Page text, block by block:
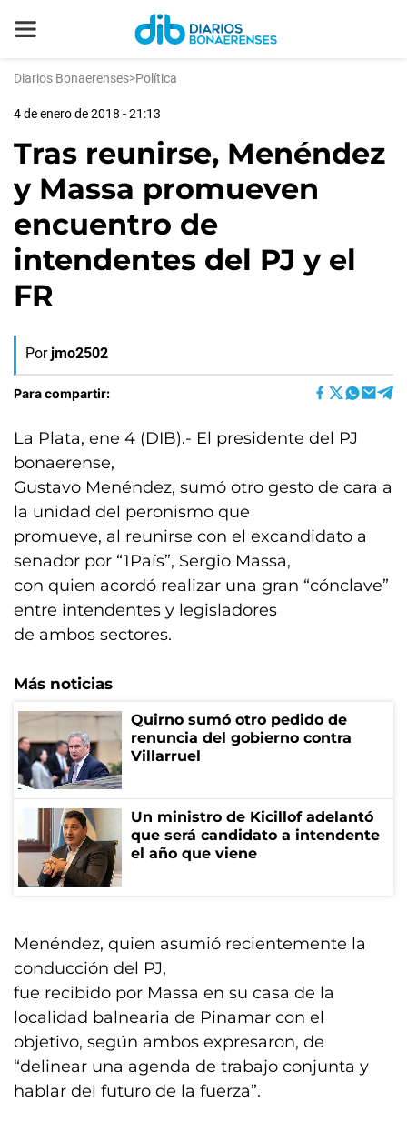
Diarios Bonaerenses>Política
4 de enero de 2018 - 21:13
Tras reunirse, Menéndez
y Massa promueven
encuentro de
intendentes del PJ y el
FR
Por jmo2502
Para compartir:
La Plata, ene 4 (DIB).- El presidente del PJ
bonaerense,
Gustavo Menéndez, sumó otro gesto de cara a
la unidad del peronismo que
promueve, al reunirse con el excandidato a
senador por “1País”, Sergio Massa,
con quien acordó realizar una gran “cónclave”
entre intendentes y legisladores
de ambos sectores.
Más noticias
Quirno sumó otro pedido de
renuncia del gobierno contra
Villarruel
Un ministro de Kicillof adelantó
que será candidato a intendente
el año que viene
Menéndez, quien asumió recientemente la
conducción del PJ,
fue recibido por Massa en su casa de la
localidad balnearia de Pinamar con el
objetivo, según ambos expresaron, de
“delinear una agenda de trabajo conjunta y
hablar del futuro de la fuerza”.